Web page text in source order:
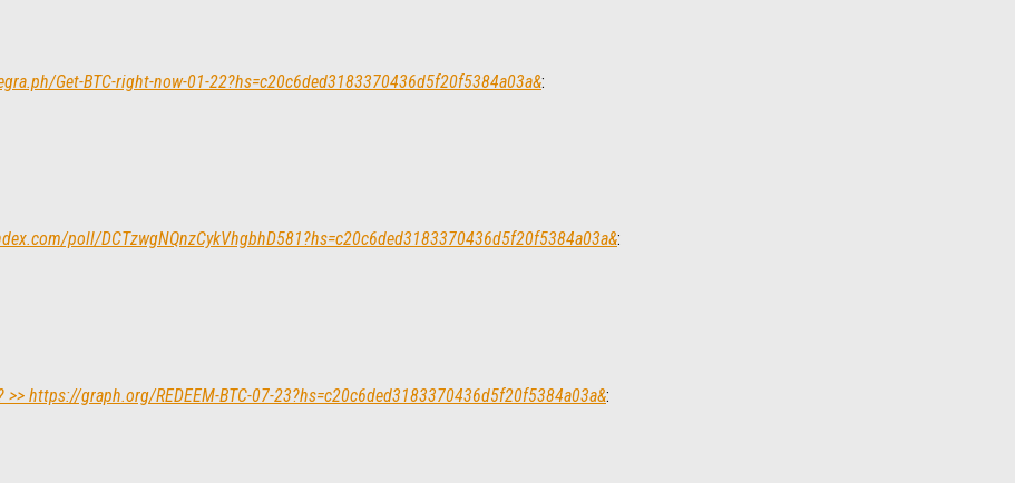
Get-BTC-right-now-01-22?hs=c20c6ded3183370436d5f20f5384a03a&:
poll/DCTzwgNQnzCykVhgbhD581?hs=c20c6ded3183370436d5f20f5384a03a&:
https://graph.org/REDEEM-BTC-07-23?hs=c20c6ded3183370436d5f20f5384a03a&: